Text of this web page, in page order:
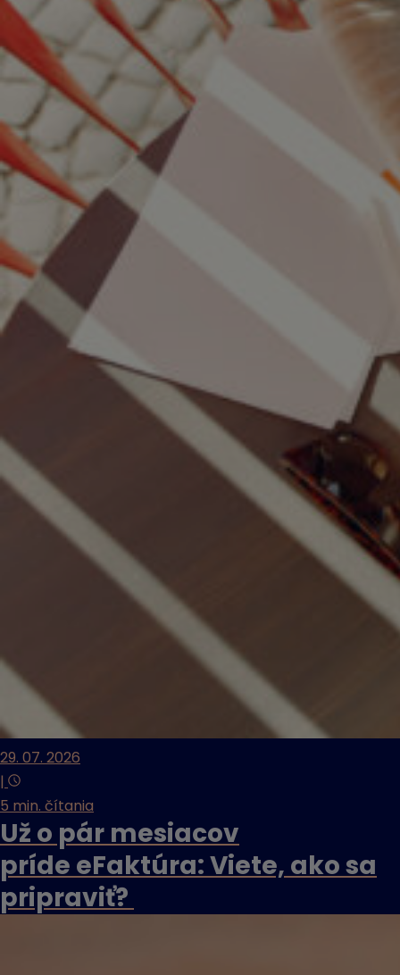
29. 07. 2026
|
5 min. čítania
Už o pár mesiacov
príde eFaktúra: Viete, ako sa
pripraviť?